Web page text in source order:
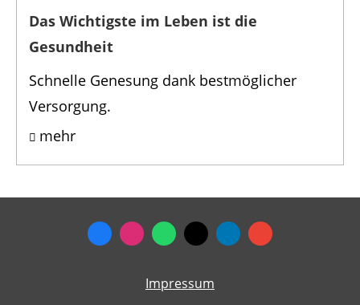
Das Wichtigste im Leben ist die
Gesundheit
Schnelle Genesung dank bestmöglicher
Versorgung.
mehr
Impressum